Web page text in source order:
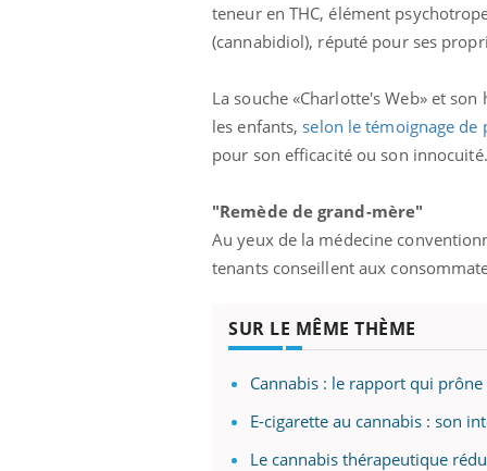
teneur en THC, élément
(cannabidiol), réputé pour ses
La souche «Charlotte's Web» et
les enfants, selon le témoignage de
pour son efficacité ou son innocuité.
"Remède de grand-mère"
Au yeux de la médecine
tenants conseillent aux
SUR LE MÊME THÈME
Cannabis : le rapport qui
E-cigarette au cannabis : son
Le cannabis thérapeutique